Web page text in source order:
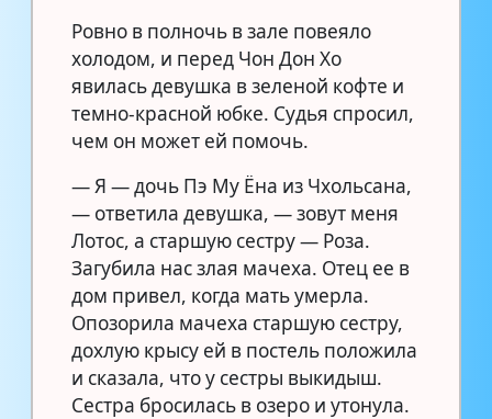
Ровно в полночь в зале повеяло
холодом, и перед Чон Дон Хо
явилась девушка в зеленой кофте и
темно-красной юбке. Судья спросил,
чем он может ей помочь.
— Я — дочь Пэ Му Ёна из Чхольсана,
— ответила девушка, — зовут меня
Лотос, а старшую сестру — Роза.
Загубила нас злая мачеха. Отец ее в
дом привел, когда мать умерла.
Опозорила мачеха старшую сестру,
дохлую крысу ей в постель положила
и сказала, что у сестры выкидыш.
Сестра бросилась в озеро и утонула.